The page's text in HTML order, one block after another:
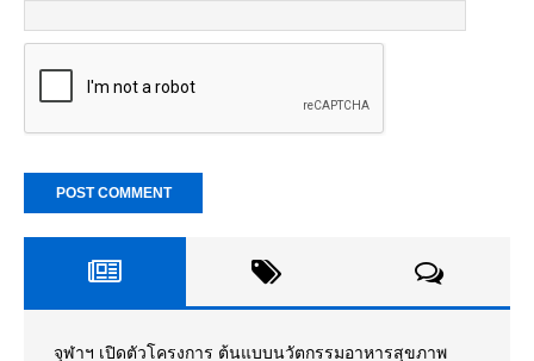
จุฬาฯ เปิดตัวโครงการ ต้นแบบนวัตกรรมอาหารสุขภาพ